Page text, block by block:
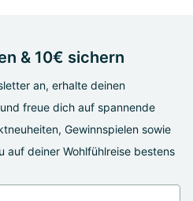
& 10€ sichern
an, erhalte deinen
freue dich auf spannende
Gewinnspielen sowie
auf deiner Wohlfühlreise bestens